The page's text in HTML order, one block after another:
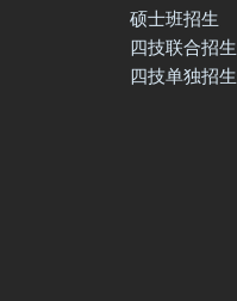
硕士班招生
四技联合招生
四技单独招生